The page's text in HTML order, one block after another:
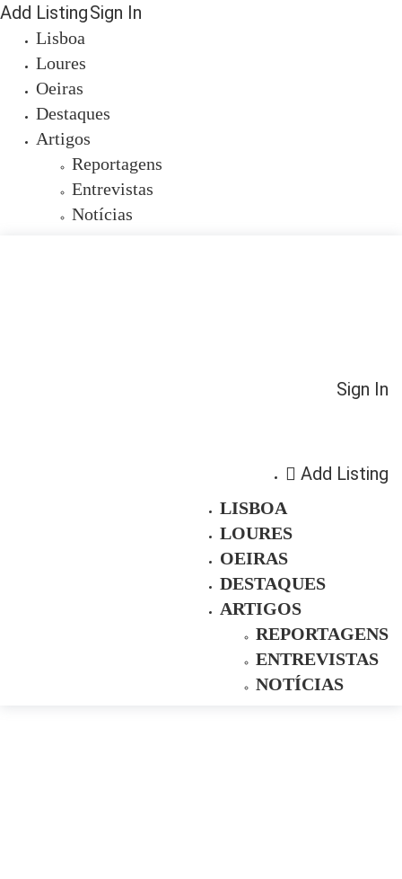
Add ListingSign In
Lisboa
Loures
Oeiras
Destaques
Artigos
Reportagens
Entrevistas
Notícias
Sign In
Add Listing
LISBOA
LOURES
OEIRAS
DESTAQUES
ARTIGOS
REPORTAGENS
ENTREVISTAS
NOTÍCIAS